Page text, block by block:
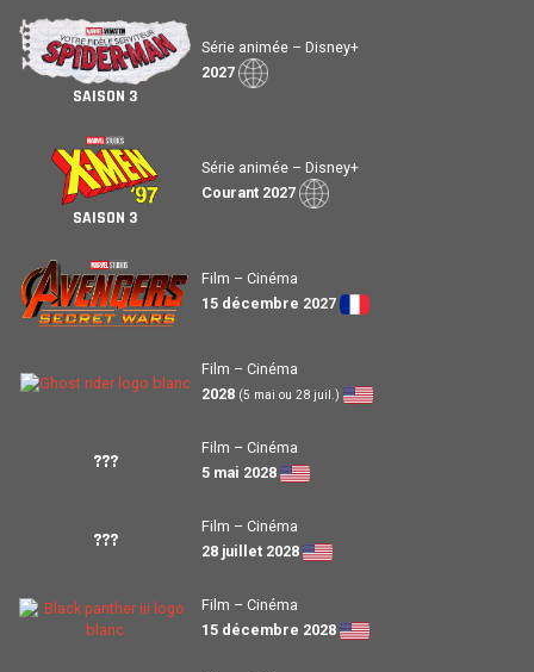
SAISON 3
Série animée – Disney+
2027
SAISON 3
Série animée – Disney+
Courant 2027
Film – Cinéma
15 décembre 2027
Film – Cinéma
2028 (5 mai ou 28 juil.)
???
Film – Cinéma
5 mai 2028
???
Film – Cinéma
28 juillet 2028
Film – Cinéma
15 décembre 2028